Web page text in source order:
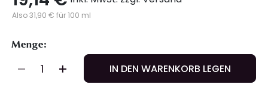
Also 31,90 € für 100 ml
Menge:
IN DEN WARENKORB LEGEN